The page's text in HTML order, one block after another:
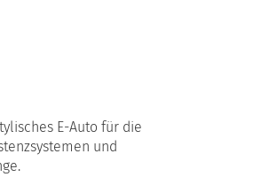
E-Auto für die
und